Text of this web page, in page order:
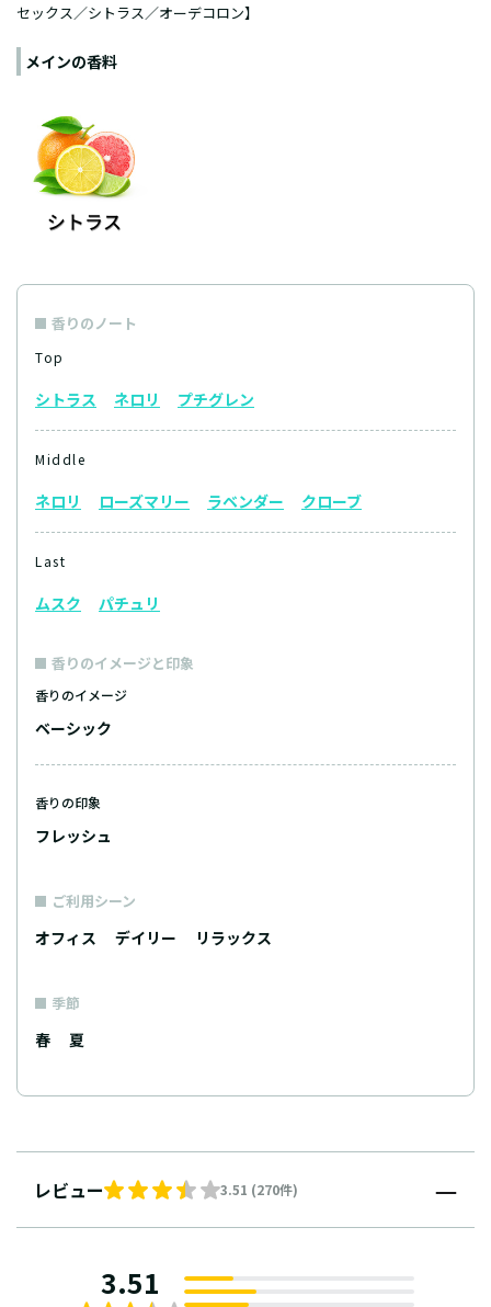
セックス／シトラス／オーデコロン】
メインの香料
香りのノート
Top
シトラス ネロリ プチグレン
Middle
ネロリ ローズマリー ラベンダー クローブ
Last
ムスク パチュリ
香りのイメージと印象
香りのイメージ
ベーシック
香りの印象
フレッシュ
ご利用シーン
オフィス デイリー リラックス
季節
春 夏
レビュー 3.51 (270件)
3.51